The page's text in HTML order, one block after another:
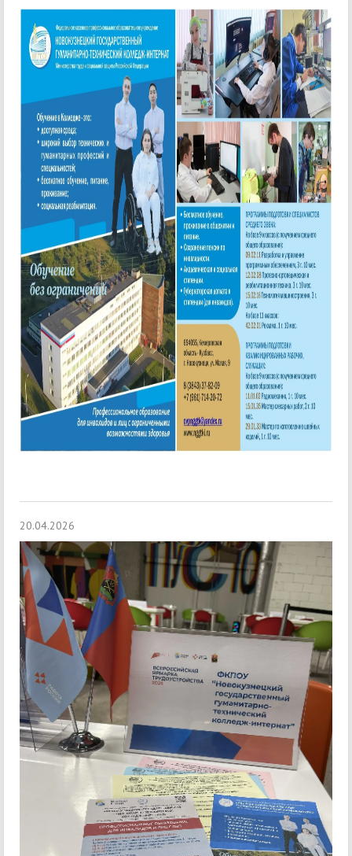
20.04.2026